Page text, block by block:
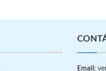
Email: